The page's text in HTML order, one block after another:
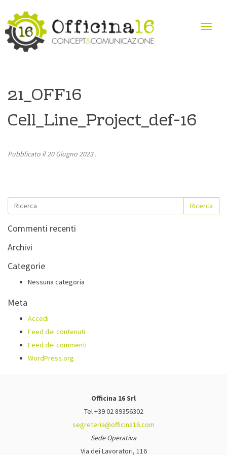
21_OFF16
Cell_Line_Project_def-16
Pubblicato il20 Giugno 2023.
Ricerca
Commenti recenti
Archivi
Categorie
Nessuna categoria
Meta
Accedi
Feed dei contenuti
Feed dei commenti
WordPress.org
Officina 16 Srl
Tel +39 02 89356302
segreteria@officina16.com
Sede Operativa
Via dei Lavoratori, 116